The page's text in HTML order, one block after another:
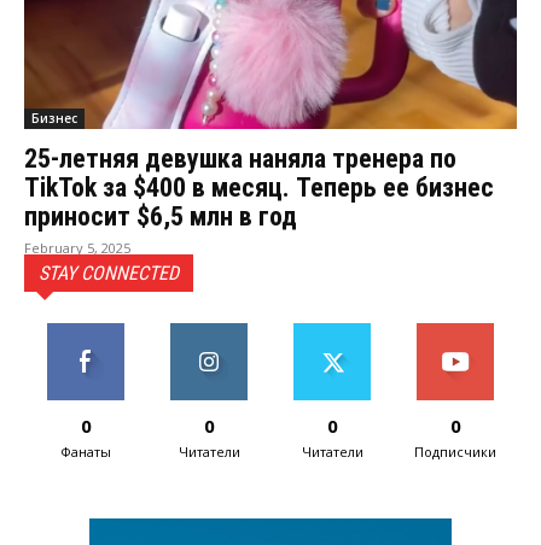
Бизнес
25-летняя девушка наняла тренера по
TikTok за $400 в месяц. Теперь ее бизнес
приносит $6,5 млн в год
February 5, 2025
STAY CONNECTED
0
Фанаты
0
Читатели
0
Читатели
0
Подписчики